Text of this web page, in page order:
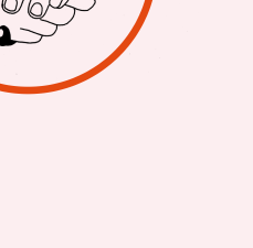
mit dem spanischen
bisLemberg/Lviv,
also
war Galizien von 1772
Brennglas der
Deutsche, Juden,